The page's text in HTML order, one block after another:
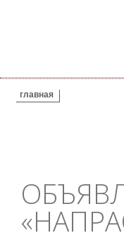
ВЫ ЗДЕСЬ
главная